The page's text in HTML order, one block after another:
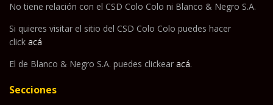
No tiene relación con el CSD Colo Colo ni Blanco & Negro S.A.
Si quieres visitar el sitio del CSD Colo Colo puedes hacer
click acá
El de Blanco & Negro S.A. puedes clickear acá.
Secciones